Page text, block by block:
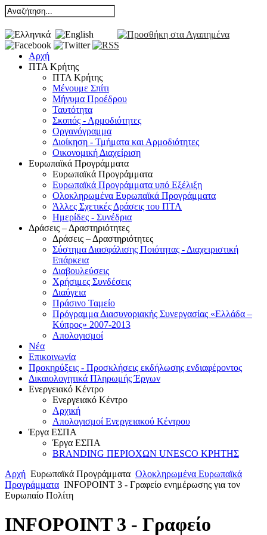
Αρχή
ΠΤΑ Κρήτης
ΠΤΑ Κρήτης
Μένουμε Σπίτι
Μήνυμα Προέδρου
Ταυτότητα
Σκοπός - Αρμοδιότητες
Οργανόγραμμα
Διοίκηση - Τμήματα και Αρμοδιότητες
Οικονομική Διαχείριση
Ευρωπαϊκά Προγράμματα
Ευρωπαϊκά Προγράμματα
Ευρωπαϊκά Προγράμματα υπό Εξέλιξη
Ολοκληρωμένα Ευρωπαϊκά Προγράμματα
Άλλες Σχετικές Δράσεις του ΠΤΑ
Ημερίδες - Συνέδρια
Δράσεις – Δραστηριότητες
Δράσεις – Δραστηριότητες
Σύστημα Διασφάλισης Ποιότητας - Διαχειριστική
Επάρκεια
Διαβουλεύσεις
Χρήσιμες Συνδέσεις
Διαύγεια
Πράσινο Ταμείο
Πρόγραμμα Διασυνοριακής Συνεργασίας «Ελλάδα –
Κύπρος» 2007-2013
Aπολογισμοί
Νέα
Επικοινωνία
Προκηρύξεις - Προσκλήσεις εκδήλωσης ενδιαφέροντος
Δικαιολογητικά Πληρωμής Έργων
Ενεργειακό Κέντρο
Ενεργειακό Κέντρο
Αρχική
Απολογισμοί Ενεργειακού Κέντρου
Έργα ΕΣΠΑ
Έργα ΕΣΠΑ
BRANDING ΠΕΡΙΟΧΩΝ UNESCO ΚΡΗΤΗΣ
Αρχή Ευρωπαϊκά Προγράμματα Ολοκληρωμένα Ευρωπαϊκά
Προγράμματα ΙΝFOPOINT 3 - Γραφείο ενημέρωσης για τον
Ευρωπαίο Πολίτη
ΙΝFOPOINT 3 - Γραφείο